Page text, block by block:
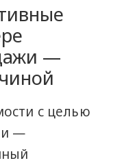
—
с целью
—